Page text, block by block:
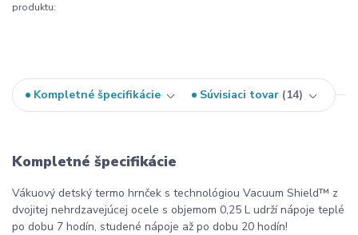
produktu:
Kompletné špecifikácie Súvisiaci tovar 14
Kompletné špecifikácie
Vákuový detský termo hrnček s technológiou Vacuum Shield™ z
dvojitej nehrdzavejúcej ocele s objemom 0,25 L udrží nápoje teplé
po dobu 7 hodín, studené nápoje až po dobu 20 hodín!